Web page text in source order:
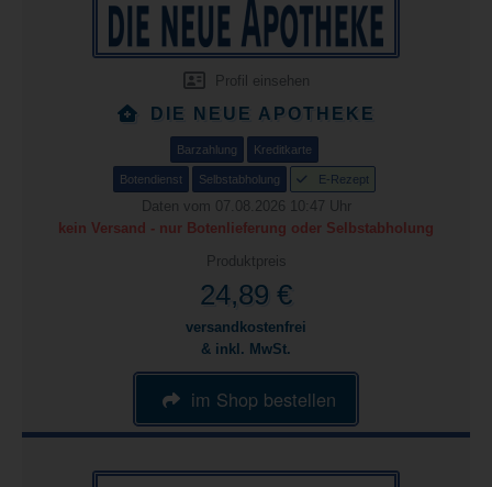
Profil einsehen
DIE NEUE APOTHEKE
Barzahlung Kreditkarte
Botendienst Selbstabholung E-Rezept
Daten vom 07.08.2026 10:47 Uhr
kein Versand - nur Botenlieferung oder Selbstabholung
Produktpreis
24,89 €
versandkostenfrei
& inkl. MwSt.
im Shop bestellen